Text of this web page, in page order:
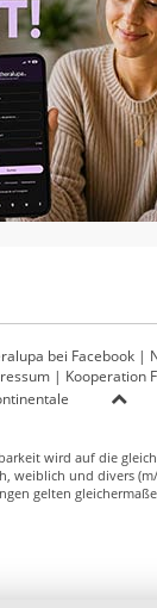
bei Facebook |
| Kooperation
wird auf die
weiblich und divers
gelten